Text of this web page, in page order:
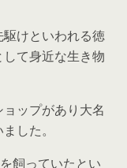
けといわれる徳
て身近な生き物
ップがあり大名
した。
飼っていたとい